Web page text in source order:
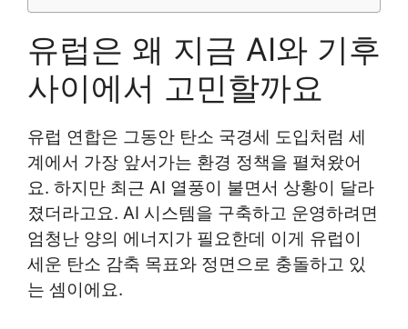
유럽은 왜 지금 AI와 기후
사이에서 고민할까요
유럽 연합은 그동안 탄소 국경세 도입처럼 세
계에서 가장 앞서가는 환경 정책을 펼쳐왔어
요. 하지만 최근 AI 열풍이 불면서 상황이 달라
졌더라고요. AI 시스템을 구축하고 운영하려면
엄청난 양의 에너지가 필요한데 이게 유럽이
세운 탄소 감축 목표와 정면으로 충돌하고 있
는 셈이에요.